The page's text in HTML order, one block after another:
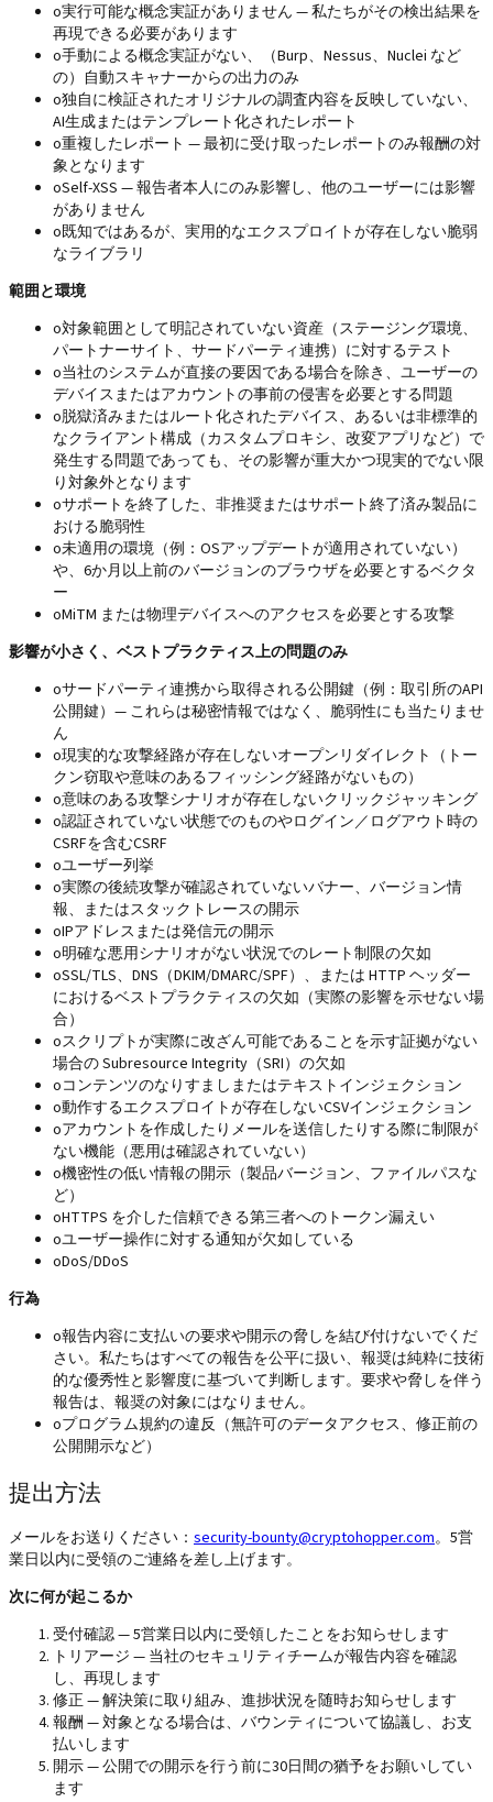
o実行可能な概念実証がありません — 私たちがその検出結果を
再現できる必要があります
o手動による概念実証がない、（Burp、Nessus、Nuclei など
の）自動スキャナーからの出力のみ
o独自に検証されたオリジナルの調査内容を反映していない、
AI生成またはテンプレート化されたレポート
o重複したレポート — 最初に受け取ったレポートのみ報酬の対
象となります
oSelf-XSS — 報告者本人にのみ影響し、他のユーザーには影響
がありません
o既知ではあるが、実用的なエクスプロイトが存在しない脆弱
なライブラリ
範囲と環境
o対象範囲として明記されていない資産（ステージング環境、
パートナーサイト、サードパーティ連携）に対するテスト
o当社のシステムが直接の要因である場合を除き、ユーザーの
デバイスまたはアカウントの事前の侵害を必要とする問題
o脱獄済みまたはルート化されたデバイス、あるいは非標準的
なクライアント構成（カスタムプロキシ、改変アプリなど）で
発生する問題であっても、その影響が重大かつ現実的でない限
り対象外となります
oサポートを終了した、非推奨またはサポート終了済み製品に
おける脆弱性
o未適用の環境（例：OSアップデートが適用されていない）
や、6か月以上前のバージョンのブラウザを必要とするベクタ
ー
oMiTM または物理デバイスへのアクセスを必要とする攻撃
影響が小さく、ベストプラクティス上の問題のみ
oサードパーティ連携から取得される公開鍵（例：取引所のAPI
公開鍵）— これらは秘密情報ではなく、脆弱性にも当たりませ
ん
o現実的な攻撃経路が存在しないオープンリダイレクト（トー
クン窃取や意味のあるフィッシング経路がないもの）
o意味のある攻撃シナリオが存在しないクリックジャッキング
o認証されていない状態でのものやログイン／ログアウト時の
CSRFを含むCSRF
oユーザー列挙
o実際の後続攻撃が確認されていないバナー、バージョン情
報、またはスタックトレースの開示
oIPアドレスまたは発信元の開示
o明確な悪用シナリオがない状況でのレート制限の欠如
oSSL/TLS、DNS（DKIM/DMARC/SPF）、または HTTP ヘッダー
におけるベストプラクティスの欠如（実際の影響を示せない場
合）
oスクリプトが実際に改ざん可能であることを示す証拠がない
場合の Subresource Integrity（SRI）の欠如
oコンテンツのなりすましまたはテキストインジェクション
o動作するエクスプロイトが存在しないCSVインジェクション
oアカウントを作成したりメールを送信したりする際に制限が
ない機能（悪用は確認されていない）
o機密性の低い情報の開示（製品バージョン、ファイルパスな
ど）
oHTTPS を介した信頼できる第三者へのトークン漏えい
oユーザー操作に対する通知が欠如している
oDoS/DDoS
行為
o報告内容に支払いの要求や開示の脅しを結び付けないでくだ
さい。私たちはすべての報告を公平に扱い、報奨は純粋に技術
的な優秀性と影響度に基づいて判断します。要求や脅しを伴う
報告は、報奨の対象にはなりません。
oプログラム規約の違反（無許可のデータアクセス、修正前の
公開開示など）
提出方法
メールをお送りください： security-bounty@cryptohopper.com。5営
業日以内に受領のご連絡を差し上げます。
次に何が起こるか
受付確認 — 5営業日以内に受領したことをお知らせします
トリアージ — 当社のセキュリティチームが報告内容を確認
し、再現します
修正 — 解決策に取り組み、進捗状況を随時お知らせします
報酬 — 対象となる場合は、バウンティについて協議し、お支
払いします
開示 — 公開での開示を行う前に30日間の猶予をお願いしてい
ます